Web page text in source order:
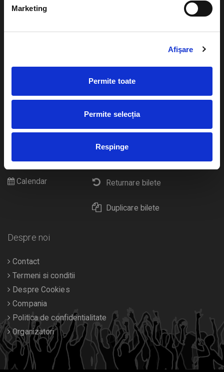
Marketing
Afişare
Permite toate
Permite selecția
Respinge
Cum comand bilete?
eBilet printat acasa
Returnare bilete
Duplicare bilete
Pentru copii
Diverse
Calendar
Despre noi
Contact
Termeni si conditii
Despre Cookies
Compania
Politica de confidentialitate
Organizatori